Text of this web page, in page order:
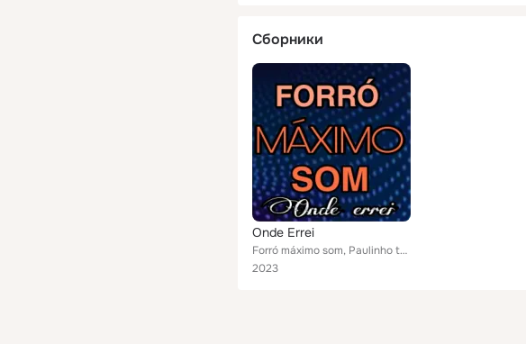
Сборники
Onde Errei
Forró máximo som, Paulinho tarso
2023